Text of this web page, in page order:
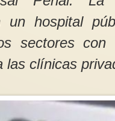
un hospital
sectores
las clínicas